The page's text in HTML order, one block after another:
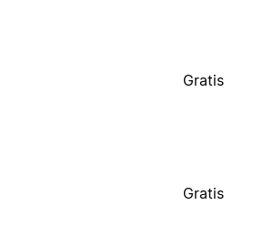
Gratis
Gratis